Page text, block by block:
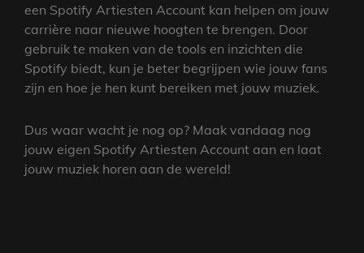
een Spotify Artiesten Account kan helpen om jouw
carrière naar nieuwe hoogten te brengen. Door
gebruik te maken van de tools en inzichten die
Spotify biedt, kun je beter begrijpen wie jouw fans
zijn en hoe je hen kunt bereiken met jouw muziek.
Dus waar wacht je nog op? Maak vandaag nog
jouw eigen Spotify Artiesten Account aan en laat
jouw muziek horen aan de wereld!